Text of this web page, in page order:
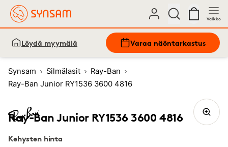
Valikko
Löydä myymälä Varaa näöntarkastus
Synsam Silmälasit
Ray-Ban
Ray-Ban Junior RY1536 3600 4816
Ray-Ban Junior RY1536 3600 4816
Kehysten hinta